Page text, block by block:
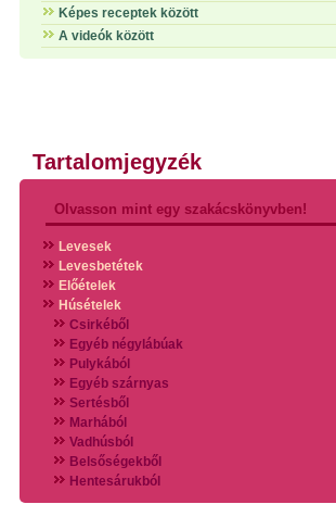
Képes receptek között
A videók között
Tartalomjegyzék
Olvasson mint egy szakácskönyvben!
Levesek
Levesbetétek
Előételek
Húsételek
Csirkéből
Egyéb négylábúak
Pulykából
Egyéb szárnyas
Sertésből
Marhából
Vadhúsból
Belsőségekből
Hentesárukból
Vadszárnyasokból